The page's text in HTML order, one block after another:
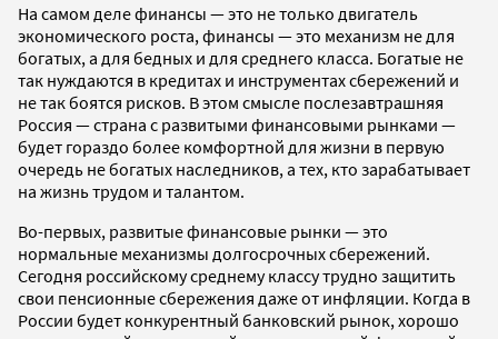
На самом деле финансы — это не только двигатель
экономического роста, финансы — это механизм не для
богатых, а для бедных и для среднего класса. Богатые не
так нуждаются в кредитах и инструментах сбережений и
не так боятся рисков. В этом смысле послезавтрашняя
Россия — страна с развитыми финансовыми рынками —
будет гораздо более комфортной для жизни в первую
очередь не богатых наследников, а тех, кто зарабатывает
на жизнь трудом и талантом.
Во-первых, развитые финансовые рынки — это
нормальные механизмы долгосрочных сбережений.
Сегодня российскому среднему классу трудно защитить
свои пенсионные сбережения даже от инфляции. Когда в
России будет конкурентный банковский рынок, хорошо